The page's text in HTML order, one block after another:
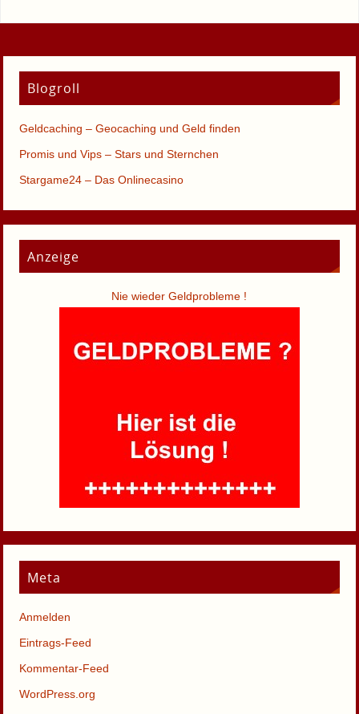
Blogroll
Geldcaching – Geocaching und Geld finden
Promis und Vips – Stars und Sternchen
Stargame24 – Das Onlinecasino
Anzeige
Nie wieder Geldprobleme !
Meta
Anmelden
Eintrags-Feed
Kommentar-Feed
WordPress.org